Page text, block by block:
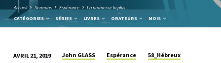
Accueil Sermons Espérance
La promesse la plus…
CATÉGORIES
SÉRIES LIVRES ORATEURS MOIS
AVRIL 21, 2019 John GLASS Espérance 58_Hébreux